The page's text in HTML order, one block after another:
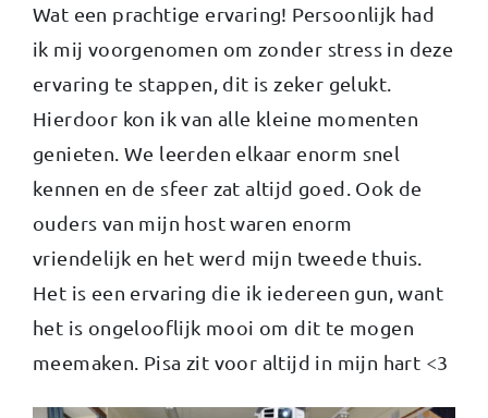
Wat een prachtige ervaring! Persoonlijk had
ik mij voorgenomen om zonder stress in deze
ervaring te stappen, dit is zeker gelukt.
Hierdoor kon ik van alle kleine momenten
genieten. We leerden elkaar enorm snel
kennen en de sfeer zat altijd goed. Ook de
ouders van mijn host waren enorm
vriendelijk en het werd mijn tweede thuis.
Het is een ervaring die ik iedereen gun, want
het is ongelooflijk mooi om dit te mogen
meemaken. Pisa zit voor altijd in mijn hart <3